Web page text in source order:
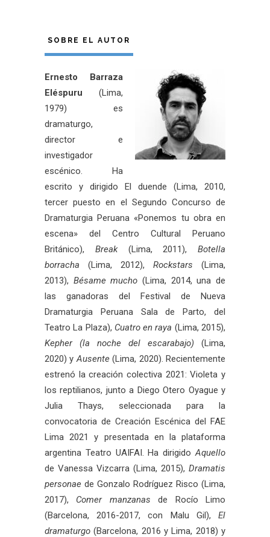
SOBRE EL AUTOR
Ernesto Barraza
Eléspuru (Lima,
1979) es
dramaturgo,
director e
investigador
escénico. Ha
escrito y dirigido El duende (Lima, 2010,
tercer puesto en el Segundo Concurso de
Dramaturgia Peruana «Ponemos tu obra en
escena» del Centro Cultural Peruano
Británico), Break(Lima, 2011), Botella
borracha (Lima, 2012), Rockstars (Lima,
2013), Bésame mucho (Lima, 2014, una de
las ganadoras del Festival de Nueva
Dramaturgia Peruana Sala de Parto, del
Teatro La Plaza), Cuatro en raya (Lima, 2015),
Kepher (la noche del escarabajo) (Lima,
2020) yAusente(Lima, 2020). Recientemente
estrenó la creación colectiva 2021: Violeta y
los reptilianos, junto a Diego Otero Oyague y
Julia Thays, seleccionada para la
convocatoria de Creación Escénica del FAE
Lima 2021 y presentada en la plataforma
argentina Teatro UAIFAI. Ha dirigidoAquello
de Vanessa Vizcarra (Lima, 2015), Dramatis
personae de Gonzalo Rodríguez Risco (Lima,
2017), Comer manzanas de Rocío Limo
(Barcelona, 2016-2017, con Malu Gil), El
dramaturgo (Barcelona, 2016 y Lima, 2018) y